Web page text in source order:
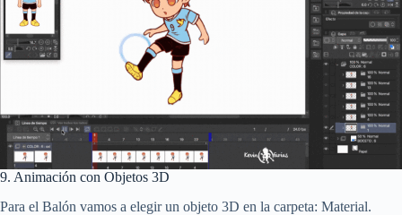
9. Animación con Objetos 3D
Para el Balón vamos a elegir un objeto 3D en la carpeta: Material.